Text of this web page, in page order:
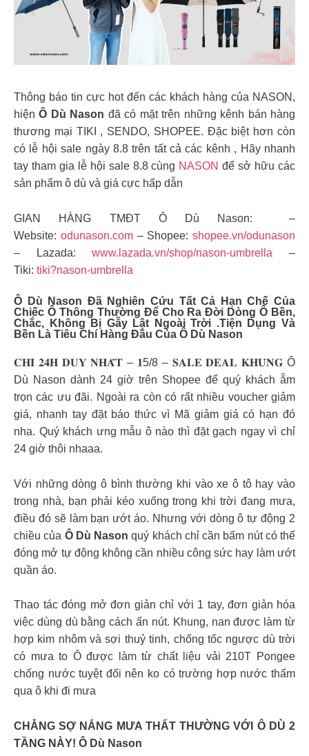
Thông báo tin cực hot đến các khách hàng của NASON,
hiệnÔ Dù Nason đã có mặt trên những kênh bán hàng
thương mại TIKI , SENDO, SHOPEE. Đặc biệt hơn còn
có lễ hội sale ngày 8.8 trên tất cả các kênh , Hãy nhanh
tay tham gia lễ hội sale 8.8 cùng NASON để sở hữu các
sản phẩm ô dù và giá cực hấp dẫn
GIAN HÀNG TMĐT Ô Dù Nason: –
Website: odunason.com– Shopee: shopee.vn/odunason
– Lazada:www.lazada.vn/shop/nason-umbrella –
Tiki: tiki?nason-umbrella
Ô Dù Nason Đã Nghiên Cứu Tất Cả Hạn Chế Của
Chiếc Ô Thông Thường Để Cho Ra Đời Dòng Ô Bền,
Chắc, Không Bị Gẫy Lật Ngoài Trời .Tiện Dụng Và
Bền Là Tiêu Chí Hàng Đầu Của Ô Dù Nason
𝐂𝐇𝐈̉ 𝟐𝟒𝐇 𝐃𝐔𝐘 𝐍𝐇𝐀̂́𝐓 – 𝟏5/8 – 𝐒𝐀𝐋𝐄 𝐃𝐄𝐀𝐋 𝐊𝐇𝐔̉𝐍𝐆 Ô
Dù Nason dành 24 giờ trên Shopee để quý khách ẵm
trọn các ưu đãi. Ngoài ra còn có rất nhiều voucher giảm
giá, nhanh tay đặt báo thức vì Mã giảm giá có hạn đó
nha. Quý khách ưng mẫu ô nào thì đặt gạch ngay vì chỉ
24 giờ thôi nhaaa.
Với những dòng ô bình thường khi vào xe ô tô hay vào
trong nhà, bạn phải kéo xuống trong khi trời đang mưa,
điều đó sẽ làm bạn ướt áo. Nhưng với dòng ô tự động 2
chiều của Ô Dù Nasonquý khách chỉ cần bấm nút có thể
đóng mở tự động không cần nhiều công sức hay làm ướt
quần áo.
Thao tác đóng mở đơn giản chỉ với 1 tay, đơn giản hóa
việc dùng dù bằng cách ấn nút. Khung, nan được làm từ
hợp kim nhôm và sợi thuỷ tinh, chống tốc ngược dù trời
có mưa to Ô được làm từ chất liệu vải 210T Pongee
chống nước tuyệt đối nên ko có trường hợp nước thấm
qua ô khi đi mưa
CHẲNG SỢ NẮNG MƯA THẤT THƯỜNG VỚI Ô DÙ 2
TẦNG NÀY! Ô Dù Nason